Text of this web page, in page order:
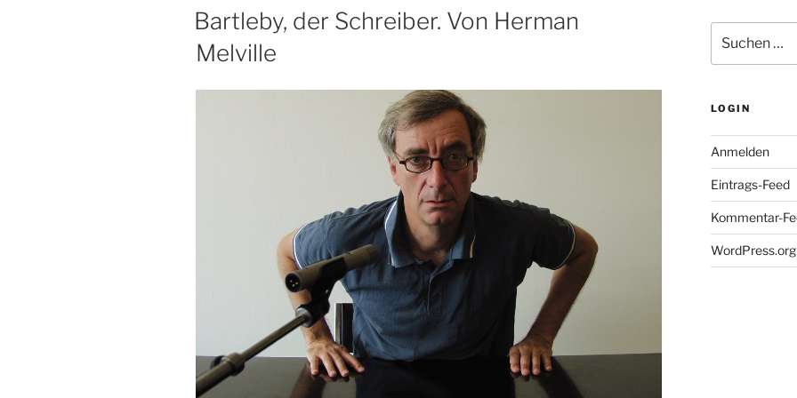
AM
Bartleby, der Schreiber. Von Herman
Melville
nach:
LOGIN
Anmelden
Eintrags-Feed
Kommentar-
WordPress.org